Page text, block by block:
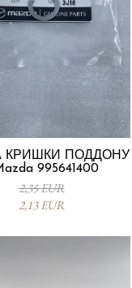
КРИШКИ ПОДДОНУ
995641400
2,35 EUR
2,13 EUR